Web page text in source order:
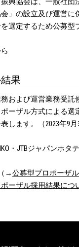
ナショナルシーフード
係る事業に関する一般
合わせたインバウンド
ョン事業に関する一般
手配業務一式に関する
」の設立及び運営に
選定するため公募型
果
および運営業務受託
ーザル方式による選
します。（2023年9月
・JTBジャパンホタ
→公募型プロポーザ
ーザル採用結果につ